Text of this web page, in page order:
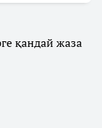
қандай жаза